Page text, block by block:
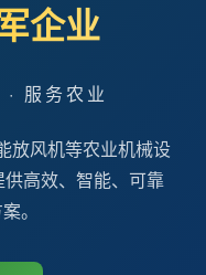
企业
服务农业
放风机等农业机械设
高效、智能、可靠
。